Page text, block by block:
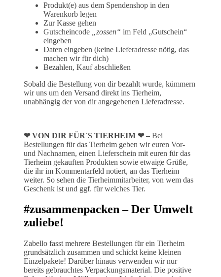
Produkt(e) aus dem Spendenshop in den
Warenkorb legen
Zur Kasse gehen
Gutscheincode
„zossen“ im Feld „Gutschein“
eingeben
Daten eingeben (keine Lieferadresse nötig, das
machen wir für dich)
Bezahlen, Kauf abschließen
Sobald die Bestellung von dir bezahlt wurde, kümmern
wir uns um den Versand direkt ins Tierheim,
unabhängig der von dir angegebenen Lieferadresse.
❤ VON DIR FÜR´S TIERHEIM ❤ – Bei
Bestellungen für das Tierheim geben wir euren Vor-
und Nachnamen, einen Lieferschein mit euren für das
Tierheim gekauften Produkten sowie etwaige Grüße,
die ihr im Kommentarfeld notiert, an das Tierheim
weiter. So sehen die Tierheimmitarbeiter, von wem das
Geschenk ist und ggf. für welches Tier.
#zusammenpacken – Der Umwelt
zuliebe!
Zabello fasst mehrere Bestellungen für ein Tierheim
grundsätzlich zusammen und schickt keine kleinen
Einzelpakete! Darüber hinaus verwenden wir nur
bereits gebrauchtes Verpackungsmaterial. Die positive